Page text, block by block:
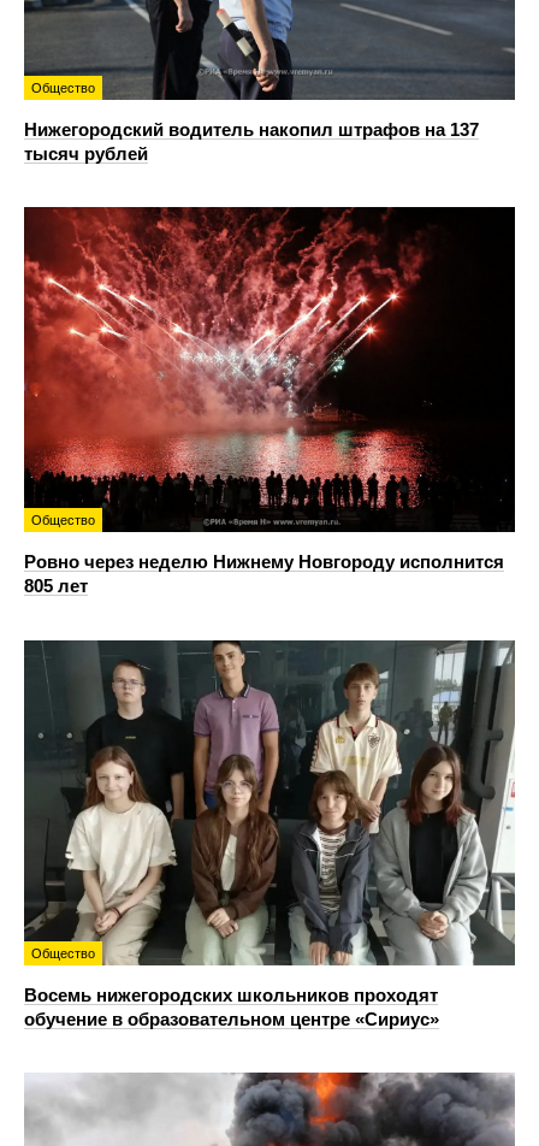
Общество
Нижегородский водитель накопил штрафов на 137
тысяч рублей
Общество
Ровно через неделю Нижнему Новгороду исполнится
805 лет
Общество
Восемь нижегородских школьников проходят
обучение в образовательном центре «Сириус»